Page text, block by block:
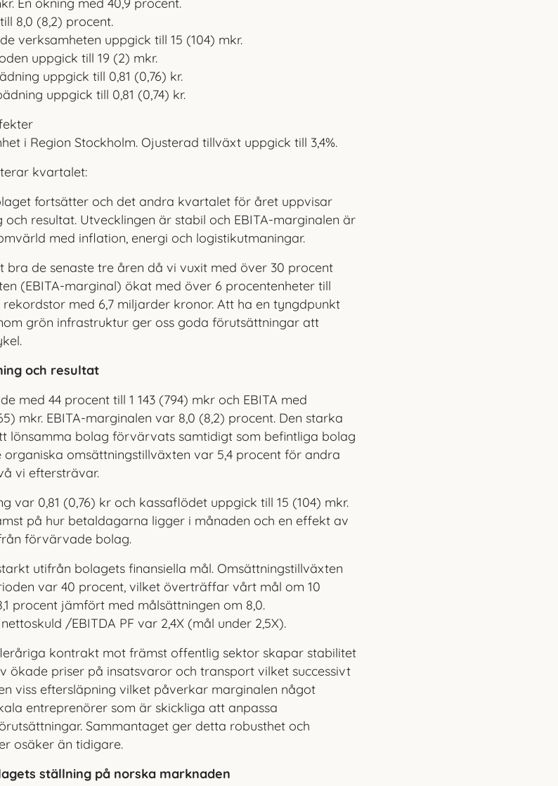
8,0 (8,2) procent.
verksamheten uppgick till 15 (104) mkr.
uppgick till 19 (2) mkr.
uppgick till 0,81 (0,76) kr.
uppgick till 0,81 (0,74) kr.
i Region Stockholm. Ojusterad tillväxt uppgick till 3,4%.
kvartalet:
fortsätter och det andra kvartalet för året uppvisar
resultat. Utvecklingen är stabil och EBITA-marginalen är
med inflation, energi och logistikutmaningar.
de senaste tre åren då vi vuxit med över 30 procent
(EBITA-marginal) ökat med över 6 procentenheter till
med 6,7 miljarder kronor. Att ha en tyngdpunkt
grön infrastruktur ger oss goda förutsättningar att
kel.
och resultat
med 44 procent till 1 143 (794) mkr och EBITA med
mkr. EBITA-marginalen var 8,0 (8,2) procent. Den starka
lönsamma bolag förvärvats samtidigt som befintliga bolag
organiska omsättningstillväxten var 5,4 procent för andra
vi eftersträvar.
var 0,81 (0,76) kr och kassaflödet uppgick till 15 (104) mkr.
på hur betaldagarna ligger i månaden och en effekt av
förvärvade bolag.
utifrån bolagets finansiella mål. Omsättningstillväxten
var 40 procent, vilket överträffar vårt mål om 10
procent jämfört med målsättningen om 8,0.
/EBITDA PF var 2,4X (mål under 2,5X).
kontrakt mot främst offentlig sektor skapar stabilitet
ökade priser på insatsvaror och transport vilket successivt
viss eftersläpning vilket påverkar marginalen något
entreprenörer som är skickliga att anpassa
Sammantaget ger detta robusthet och
osäker än tidigare.
ställning på norska marknaden